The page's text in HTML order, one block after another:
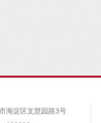
海淀区文慧园路3号